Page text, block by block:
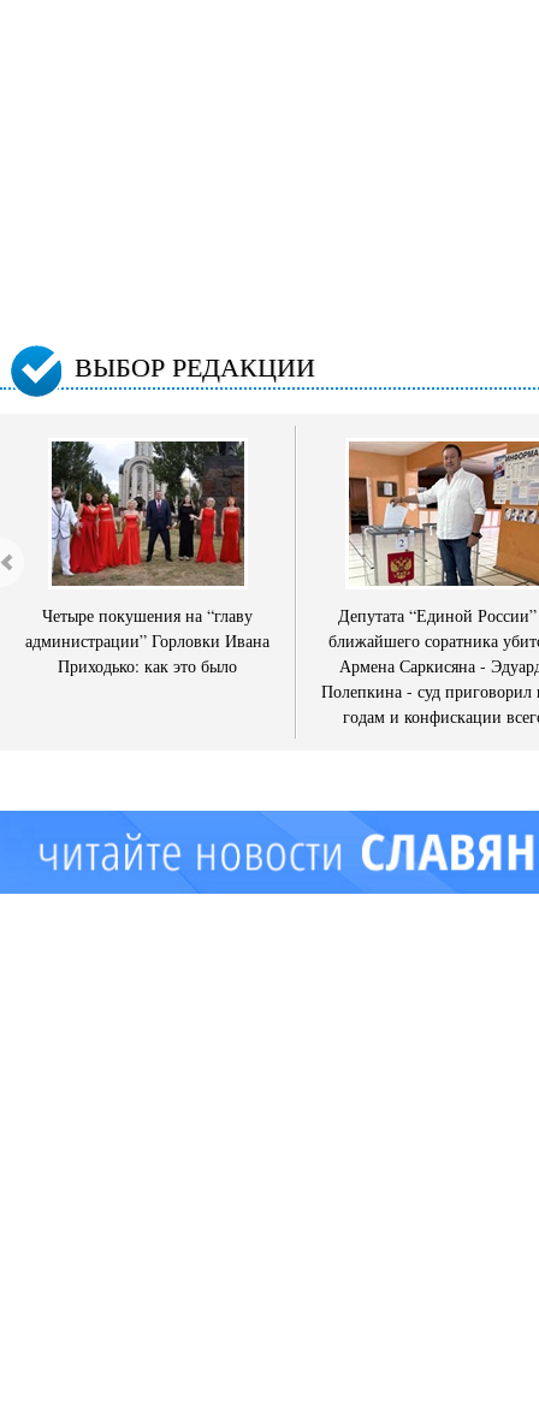
ВЫБОР РЕДАКЦИИ
Четыре покушения на “главу
администрации” Горловки Ивана
Приходько: как это было
Депутата “Единой
ближайшего соратника
Армена Саркисяна -
Полепкина - суд приговорил
годам и конфискации